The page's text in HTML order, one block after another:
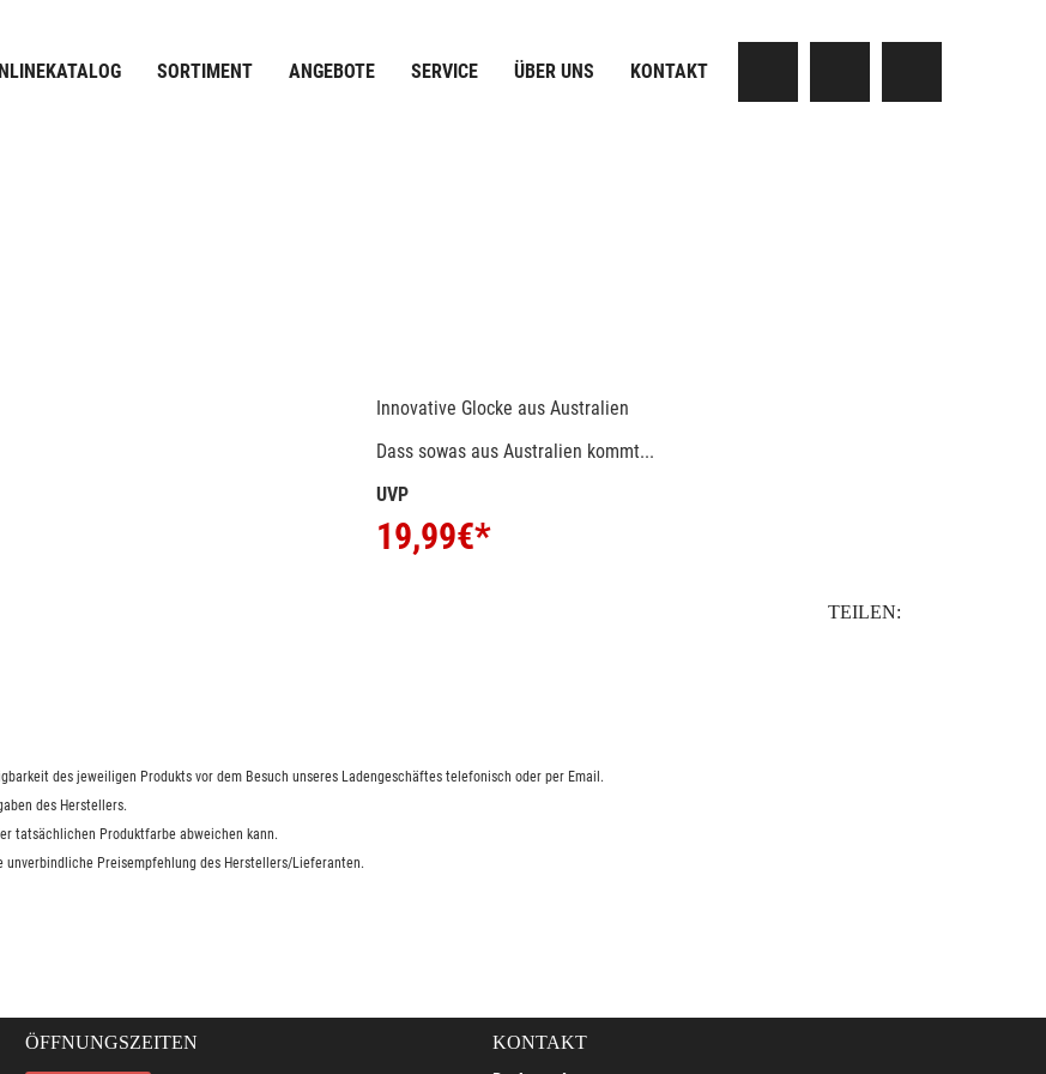
SORTIMENT ANGEBOTE SERVICE ÜBER UNS KONTAKT
Innovative Glocke aus Australien
Dass sowas aus Australien kommt...
UVP
19,99€*
TEILEN:
des jeweiligen Produkts vor dem Besuch unseres Ladengeschäftes telefonisch oder per Email.
des Herstellers.
tatsächlichen Produktfarbe abweichen kann.
unverbindliche Preisempfehlung des Herstellers/Lieferanten.
ÖFFNUNGSZEITEN KONTAKT